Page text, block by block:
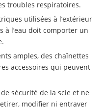
troubles respiratoires.
utilisées à l’extérieur
à l’eau doit comporter un
amples, des chaînettes
accessoires qui peuvent
sécurité de la scie et ne
modifier ni entraver